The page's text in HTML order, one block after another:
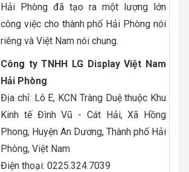
Hải Phòng đã tạo ra một lượng lớn
công việc cho thành phố Hải Phòng nói
riêng và Việt Nam nói chung.
Công ty TNHH LG Display Việt Nam
Hải Phòng
Địa chỉ: Lô E, KCN Tràng Duệ thuộc Khu
Kinh tế Đình Vũ - Cát Hải, Xã Hồng
Phong, Huyện An Dương, Thành phố Hải
Phòng, Việt Nam
Điện thoại: 0225.324.7039